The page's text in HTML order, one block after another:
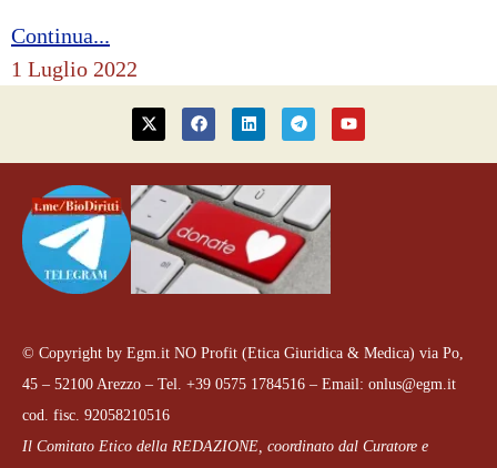
Continua...
1 Luglio 2022
© Copyright by Egm.it NO Profit (Etica Giuridica & Medica) via Po,
45 – 52100 Arezzo – Tel. +39 0575 1784516 – Email: onlus@egm.it
cod. fisc. 92058210516
Il Comitato Etico della REDAZIONE, coordinato dal Curatore e